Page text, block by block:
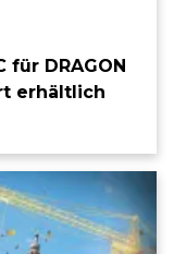
für DRAGON
erhältlich